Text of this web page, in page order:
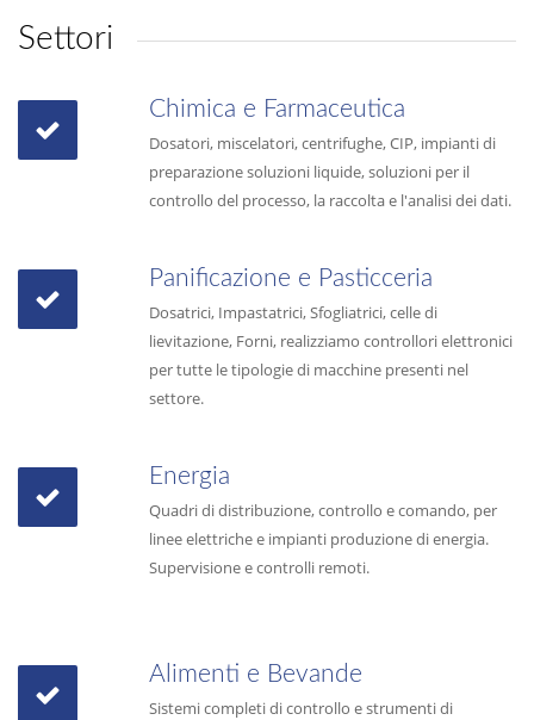
Settori
Chimica e Farmaceutica
Dosatori, miscelatori, centrifughe, CIP, impianti di
preparazione soluzioni liquide, soluzioni per il
controllo del processo, la raccolta e l'analisi dei dati.
Panificazione e Pasticceria
Dosatrici, Impastatrici, Sfogliatrici, celle di
lievitazione, Forni, realizziamo controllori elettronici
per tutte le tipologie di macchine presenti nel
settore.
Energia
Quadri di distribuzione, controllo e comando, per
linee elettriche e impianti produzione di energia.
Supervisione e controlli remoti.
Alimenti e Bevande
Sistemi completi di controllo e strumenti di